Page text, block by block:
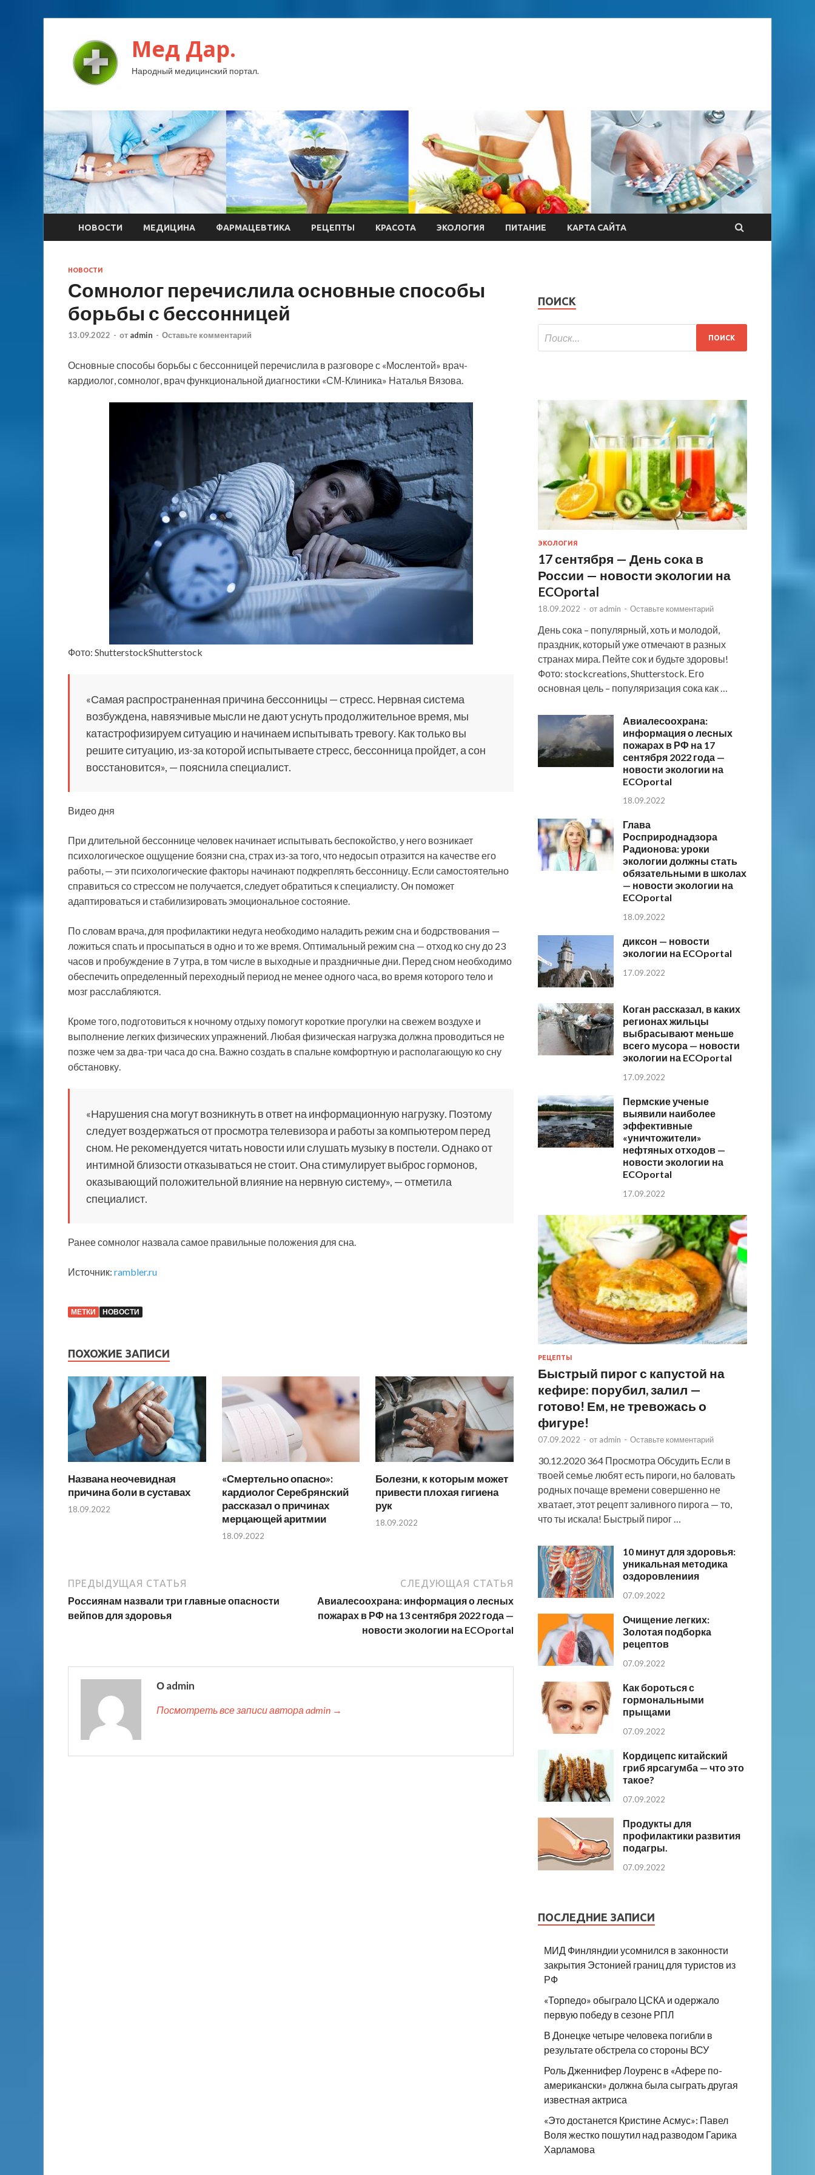
Мед Дар.
Народный медицинский портал.
НОВОСТИ МЕДИЦИНА ФАРМАЦЕВТИКА РЕЦЕПТЫ КРАСОТА ЭКОЛОГИЯ ПИТАНИЕ КАРТА САЙТА
НОВОСТИ
Сомнолог перечислила основные способы
борьбы с бессонницей
13.09.2022 - от admin - Оставьте комментарий
Основные способы борьбы с бессонницей перечислила в разговоре с «Мослентой» врач-
кардиолог, сомнолог, врач функциональной диагностики «СМ-Клиника» Наталья Вязова.
Фото: ShutterstockShutterstock
«Самая распространенная причина бессонницы — стресс. Нервная система
возбуждена, навязчивые мысли не дают уснуть продолжительное время, мы
катастрофизируем ситуацию и начинаем испытывать тревогу. Как только вы
решите ситуацию, из-за которой испытываете стресс, бессонница пройдет, а сон
восстановится», — пояснила специалист.
Видео дня
При длительной бессоннице человек начинает испытывать беспокойство, у него возникает
психологическое ощущение боязни сна, страх из-за того, что недосып отразится на качестве его
работы, — эти психологические факторы начинают подкреплять бессонницу. Если самостоятельно
справиться со стрессом не получается, следует обратиться к специалисту. Он поможет
адаптироваться и стабилизировать эмоциональное состояние.
По словам врача, для профилактики недуга необходимо наладить режим сна и бодрствования —
ложиться спать и просыпаться в одно и то же время. Оптимальный режим сна — отход ко сну до 23
часов и пробуждение в 7 утра, в том числе в выходные и праздничные дни. Перед сном необходимо
обеспечить определенный переходный период не менее одного часа, во время которого тело и
мозг расслабляются.
Кроме того, подготовиться к ночному отдыху помогут короткие прогулки на свежем воздухе и
выполнение легких физических упражнений. Любая физическая нагрузка должна проводиться не
позже чем за два-три часа до сна. Важно создать в спальне комфортную и располагающую ко сну
обстановку.
«Нарушения сна могут возникнуть в ответ на информационную нагрузку. Поэтому
следует воздержаться от просмотра телевизора и работы за компьютером перед
сном. Не рекомендуется читать новости или слушать музыку в постели. Однако от
интимной близости отказываться не стоит. Она стимулирует выброс гормонов,
оказывающий положительной влияние на нервную систему», — отметила
специалист.
Ранее сомнолог назвала самое правильные положения для сна.
Источник: rambler.ru
МЕТКИ НОВОСТИ
ПОХОЖИЕ ЗАПИСИ
Названа неочевидная
причина боли в суставах
18.09.2022
«Смертельно опасно»:
кардиолог Серебрянский
рассказал о причинах
мерцающей аритмии
18.09.2022
Болезни, к которым может
привести плохая гигиена
рук
18.09.2022
ПРЕДЫДУЩАЯ СТАТЬЯ
Россиянам назвали три главные опасности
вейпов для здоровья
СЛЕДУЮЩАЯ СТАТЬЯ
Авиалесоохрана: информация о лесных
пожарах в РФ на 13 сентября 2022 года —
новости экологии на ECOportal
О admin
Посмотреть все записи автора admin →
ПОИСК
ЭКОЛОГИЯ
17 сентября — День сока в
России — новости экологии на
ECOportal
18.09.2022 - от admin - Оставьте комментарий
День сока – популярный, хоть и молодой,
праздник, который уже отмечают в разных
странах мира. Пейте сок и будьте здоровы!
Фото: stockcreations, Shutterstock. Его
основная цель – популяризация сока как …
Авиалесоохрана:
информация о лесных
пожарах в РФ на 17
сентября 2022 года —
новости экологии на
ECOportal
18.09.2022
Глава
Росприроднадзора
Радионова: уроки
экологии должны стать
обязательными в школах
— новости экологии на
ECOportal
18.09.2022
диксон — новости
экологии на ECOportal
17.09.2022
Коган рассказал, в каких
регионах жильцы
выбрасывают меньше
всего мусора — новости
экологии на ECOportal
17.09.2022
Пермские ученые
выявили наиболее
эффективные
«уничтожители»
нефтяных отходов —
новости экологии на
ECOportal
17.09.2022
РЕЦЕПТЫ
Быстрый пирог с капустой на
кефире: порубил, залил —
готово! Ем, не тревожась о
фигуре!
07.09.2022 - от admin - Оставьте комментарий
30.12.2020 364 Просмотра Обсудить Если в
твоей семье любят есть пироги, но баловать
родных почаще времени совершенно не
хватает, этот рецепт заливного пирога — то,
что ты искала! Быстрый пирог …
10 минут для здоровья:
уникальная методика
оздоровлениия
07.09.2022
Очищение легких:
Золотая подборка
рецептов
07.09.2022
Как бороться с
гормональными
прыщами
07.09.2022
Кордицепс китайский
гриб ярсагумба — что это
такое?
07.09.2022
Продукты для
профилактики развития
подагры.
07.09.2022
ПОСЛЕДНИЕ ЗАПИСИ
МИД Финляндии усомнился в законности
закрытия Эстонией границ для туристов из
РФ
«Торпедо» обыграло ЦСКА и одержало
первую победу в сезоне РПЛ
В Донецке четыре человека погибли в
результате обстрела со стороны ВСУ
Роль Дженнифер Лоуренс в «Афере по-
американски» должна была сыграть другая
известная актриса
«Это достанется Кристине Асмус»: Павел
Воля жестко пошутил над разводом Гарика
Харламова